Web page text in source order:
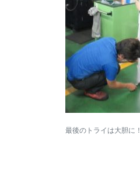
最後のトライは大胆に！